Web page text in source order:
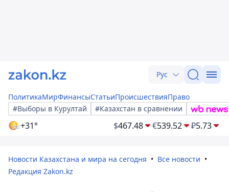
Рус
ПолитикаМирФинансыСтатьиПроисшествияПраво
#Выборы в Курултай
#Казахстан в сравнении
+31° $467.48 €539.52 ₽5.73
Новости Казахстана и мира на сегодня
Все новости
Редакция Zakon.kz